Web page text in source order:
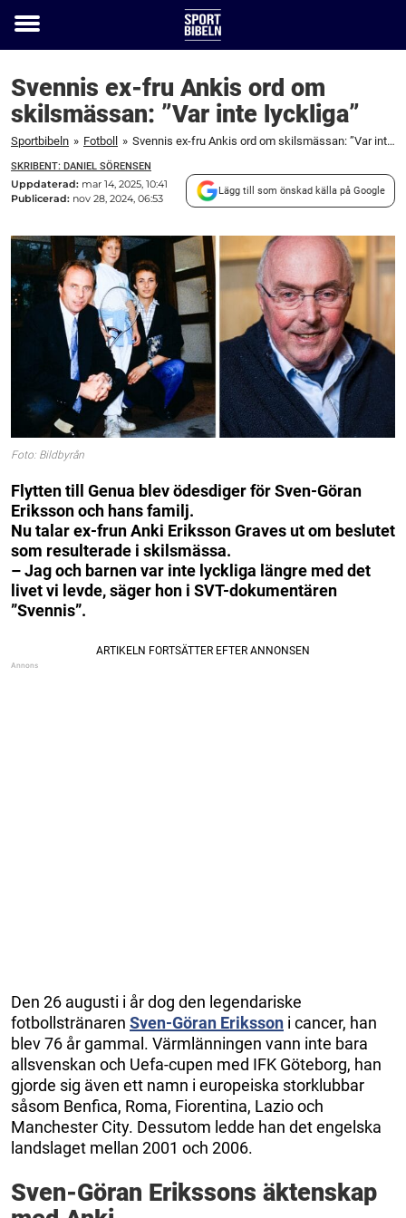
Toggle
Svennis ex-fru Ankis ord om
skilsmässan: ”Var inte lyckliga”
Sportbibeln » Fotboll » Svennis ex-fru Ankis ord om skilsmässan: ”Var inte lyckliga”
SKRIBENT: DANIEL SÖRENSEN
Uppdaterad: mar 14, 2025, 10:41
Publicerad: nov 28, 2024, 06:53
Lägg till som önskad källa på Google
Foto: Bildbyrån
Flytten till Genua blev ödesdiger för Sven-Göran
Eriksson och hans familj.
Nu talar ex-frun Anki Eriksson Graves ut om beslutet
som resulterade i skilsmässa.
– Jag och barnen var inte lyckliga längre med det
livet vi levde, säger hon i SVT-dokumentären
”Svennis”.
Den 26 augusti i år dog den legendariske
fotbollstränaren Sven-Göran Eriksson i cancer, han
blev 76 år gammal. Värmlänningen vann inte bara
allsvenskan och Uefa-cupen med IFK Göteborg, han
gjorde sig även ett namn i europeiska storklubbar
såsom Benfica, Roma, Fiorentina, Lazio och
Manchester City. Dessutom ledde han det engelska
landslaget mellan 2001 och 2006.
Sven-Göran Erikssons äktenskap